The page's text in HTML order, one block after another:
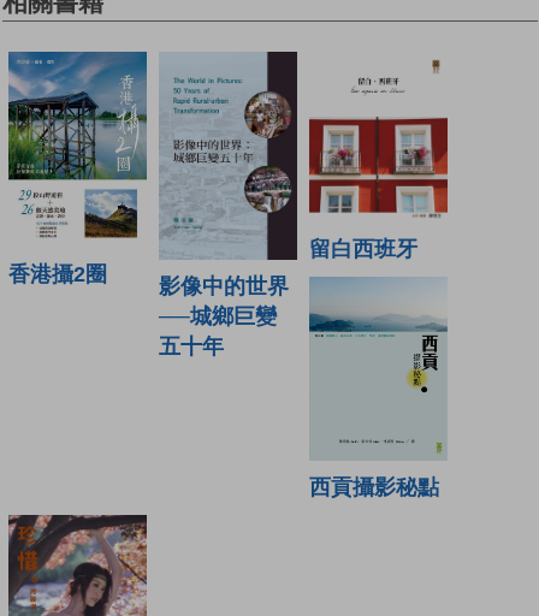
香港攝2圈
影像中的世界
──城鄉巨變
五十年
留白西班牙
西貢攝影秘點